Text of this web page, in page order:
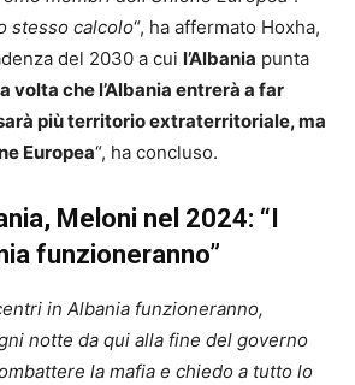
stesso calcolo“, ha affermato Hoxha,
del 2030 a cui l’Albania punta
volta che l’Albania entrerà a far
più territorio extraterritoriale, ma
Europea“, ha concluso.
Meloni nel 2024: “I
funzioneranno”
in Albania funzioneranno,
notte da qui alla fine del governo
la mafia e chiedo a tutto lo